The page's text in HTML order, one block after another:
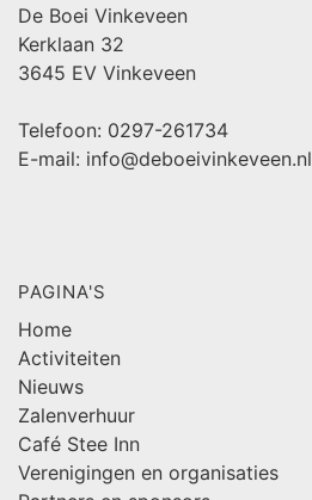
De Boei Vinkeveen
Kerklaan 32
3645 EV Vinkeveen
Telefoon: 0297-261734
E-mail: info@deboeivinkeveen.nl
PAGINA'S
Home
Activiteiten
Nieuws
Zalenverhuur
Café Stee Inn
Verenigingen en organisaties